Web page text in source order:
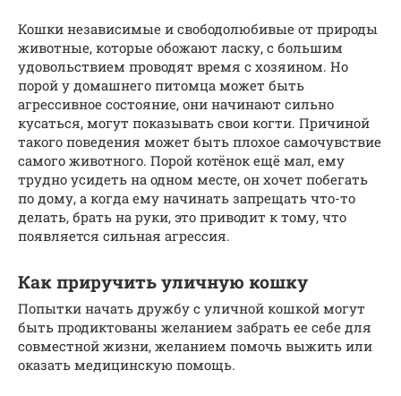
Кошки независимые и свободолюбивые от природы
животные, которые обожают ласку, с большим
удовольствием проводят время с хозяином. Но
порой у домашнего питомца может быть
агрессивное состояние, они начинают сильно
кусаться, могут показывать свои когти. Причиной
такого поведения может быть плохое самочувствие
самого животного. Порой котёнок ещё мал, ему
трудно усидеть на одном месте, он хочет побегать
по дому, а когда ему начинать запрещать что-то
делать, брать на руки, это приводит к тому, что
появляется сильная агрессия.
Как приручить уличную кошку
Попытки начать дружбу с уличной кошкой могут
быть продиктованы желанием забрать ее себе для
совместной жизни, желанием помочь выжить или
оказать медицинскую помощь.